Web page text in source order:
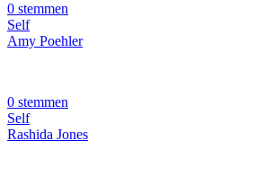
0 stemmen
Self
Amy Poehler
0 stemmen
Self
Rashida Jones